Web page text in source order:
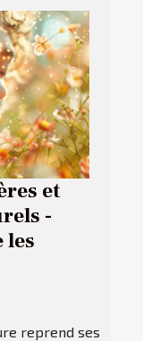
et
-
les
reprend ses